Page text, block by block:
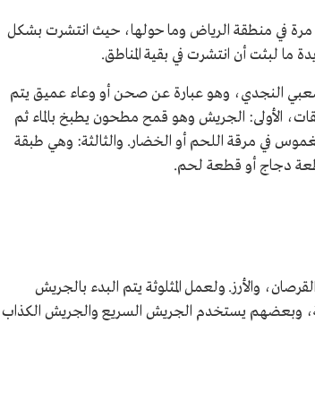
مرة في منطقة الرياض وما حولها، حيث انتشرت بشكل
ما لبثت أن انتشرت في بقية المناطق.
الشعبي النجدي، وهو عبارة عن صحن أو وعاء عميق يتم
الأولى: الجريش وهو قمح مطحون يطبخ بالماء ثم
في مرقة اللحم أو الخضار. والثالثة: وهي طبقة
قطعة دجاج أو قطعة لحم.
والأرز. ولعمل المثلوثة يتم البدء بالجريش
وبعضهم يستخدم الجريش السريع والجريش